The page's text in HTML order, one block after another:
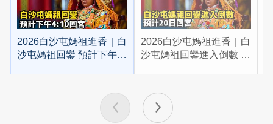
2026白沙屯媽祖進香｜白
沙屯媽祖回鑾 預計下午
2026白沙屯媽祖進香｜白
沙屯媽祖回鑾進入倒數 預